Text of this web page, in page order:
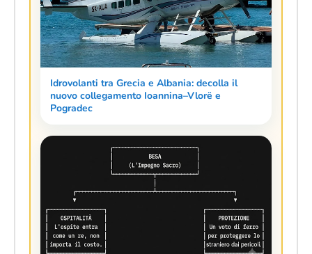
Idrovolanti tra Grecia e Albania: decolla il
nuovo collegamento Ioannina–Vlorë e
Pogradec